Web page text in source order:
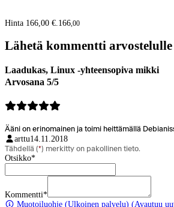
Hinta 166,00 €. 166,00
Lähetä kommentti arvostelulle
Laadukas, Linux -yhteensopiva mikki
Arvosana 5/5
Ääni on erinomainen ja toimi heittämällä
arttu14.11.2018
Tähdellä (*) merkitty on pakollinen tieto.
Otsikko*
Kommentti*
Muotoiluohje (Ulkoinen palvelu) (Avautuu